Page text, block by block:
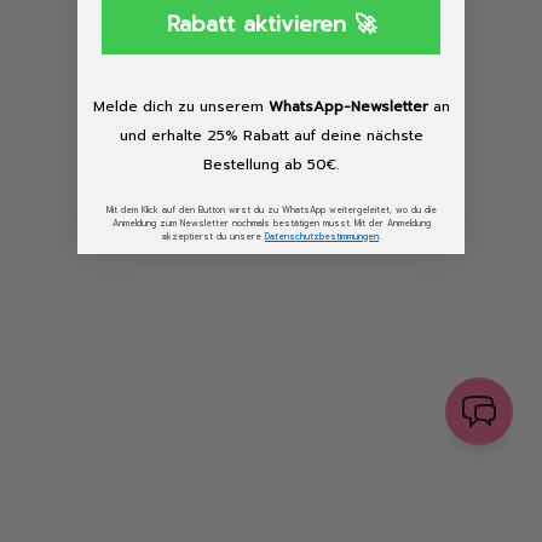
browser console for more information)
Rabatt aktivieren 🚀
Melde dich zu unserem WhatsApp-Newsletteran
und erhalte 25% Rabatt auf deine nächste
Bestellung ab 50€.
Mit dem Klick auf den Button wirst du zu WhatsApp weitergeleitet, wo du die
Anmeldung zum Newsletter nochmals bestätigen musst. Mit der Anmeldung
akzeptierst du unsere Datenschutzbestimmungen.